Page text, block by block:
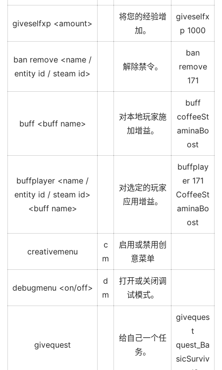
giveselfxp <amount>
将您的经验增
加。
giveselfx
p 1000
ban remove <name /
entity id / steam id>
解除禁令。
ban
remove
171
buff <buff name>
对本地玩家施
加增益。
buff
coffeeSt
aminaBo
ost
buffplayer <name /
entity id / steam id>
<buff name>
对选定的玩家
应用增益。
buffplay
er 171
CoffeeSt
aminaBo
ost
creativemenu
c
m
启用或禁用创
意菜单
debugmenu <on/off>
d
m
打开或关闭调
试模式。
givequest
给自己一个任
务。
giveques
t
quest_Ba
sicSurviv